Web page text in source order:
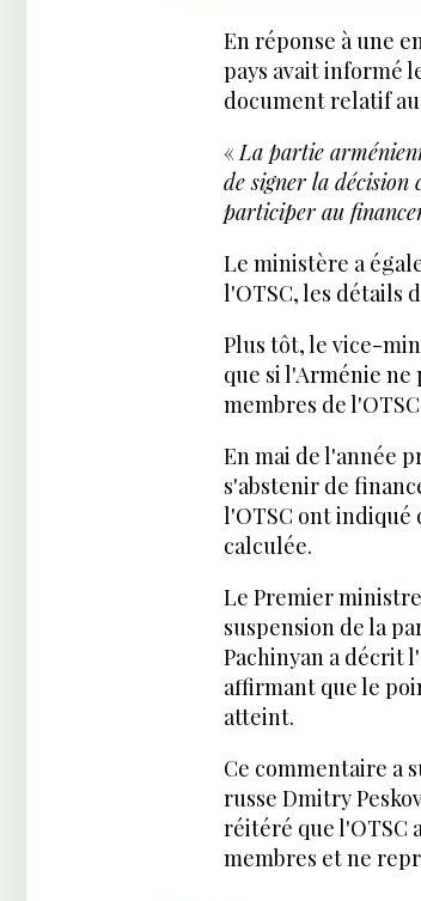
En réponse à une
pays avait informé
document relatif
« La partie
de signer la décision
participer au
Le ministère a
l'OTSC, les détails
Plus tôt, le vice-
que si l'Arménie ne
membres de
En mai de l'année
s'abstenir de
l'OTSC ont indiqué
calculée.
Le Premier
suspension de la
Pachinyan a décrit
affirmant que le
atteint.
Ce commentaire a
russe Dmitry
réitéré que l'OTSC
membres et ne